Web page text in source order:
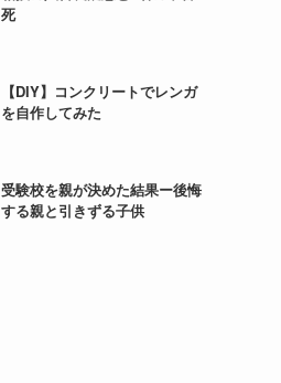
死
【DIY】コンクリートでレンガ
を自作してみた
受験校を親が決めた結果ー後悔
する親と引きずる子供